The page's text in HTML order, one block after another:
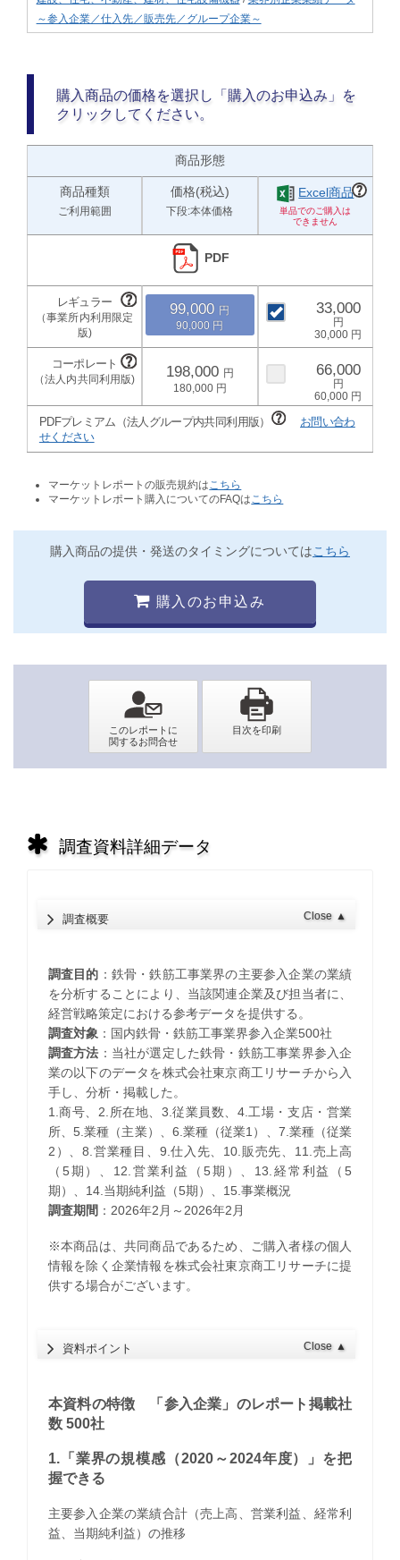
～参入企業／仕入先／販売先／グループ企業～
購入商品の価格を選択し「購入のお申込み」を
クリックしてください。
商品形態
商品種類
ご利用範囲
価格(税込)
下段:本体価格
Excel商品
PDF
99,000
90,000
33,000
30,000
198,000
180,000
66,000
60,000
PDFプレミアム（法人グループ内共同利用版）
お問い合わ
せください
マーケットレポートの販売規約は こちら
マーケットレポート購入についてのFAQは こちら
購入商品の提供・発送のタイミングについてはこちら
購入のお申込み
調査資料詳細データ
調査概要 Close ▲
調査目的 ：鉄骨・鉄筋工事業界の主要参入企業の業績
を分析することにより、当該関連企業及び担当者に、
経営戦略策定における参考データを提供する。
調査対象：国内鉄骨・鉄筋工事業界参入企業500社
調査方法 ：当社が選定した鉄骨・鉄筋工事業界参入企
業の以下のデータを株式会社東京商工リサーチから入
手し、分析・掲載した。
1.商号、2.所在地、3.従業員数、4.工場・支店・営業
所、5.業種（主業）、6.業種（従業1）、7.業種（従業
2）、8.営業種目、9.仕入先、10.販売先、11.売上高
（5期）、12.営業利益（5期）、13.経常利益（5
期）、14.当期純利益（5期）、15.事業概況
調査期間 ：2026年2月～2026年2月
※本商品は、共同商品であるため、ご購入者様の個人
情報を除く企業情報を株式会社東京商工リサーチに提
供する場合がございます。
資料ポイント Close ▲
本資料の特徴 「参入企業」のレポート掲載社
数 500社
1.「業界の規模感（2020～2024年度）」を把
握できる
主要参入企業の業績合計（売上高、営業利益、経常利
益、当期純利益）の推移